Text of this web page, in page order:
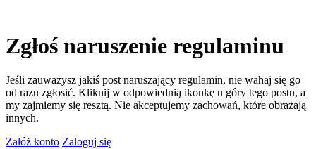
Zgłoś naruszenie regulaminu
Jeśli zauważysz jakiś post naruszający regulamin, nie wahaj się go
od razu zgłosić. Kliknij w odpowiednią ikonkę u góry tego postu, a
my zajmiemy się resztą. Nie akceptujemy zachowań, które obrażają
innych.
Załóż konto Zaloguj się